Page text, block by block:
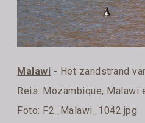
Malawi - Het zandstrand
Reis: Mozambique, Malawi
Foto: F2_Malawi_1042.jpg